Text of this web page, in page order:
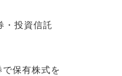
・投資信託
で保有株式を